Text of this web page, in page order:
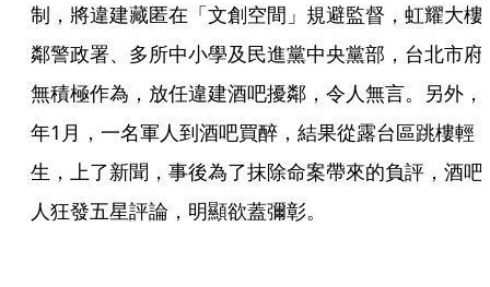
制，將違建藏匿在「文創空間」規避監督，虹耀大樓
鄰警政署、多所中小學及民進黨中央黨部，台北市府
無積極作為，放任違建酒吧擾鄰，令人無言。另外，
年1月，一名軍人到酒吧買醉，結果從露台區跳樓輕
生，上了新聞，事後為了抹除命案帶來的負評，酒吧
人狂發五星評論，明顯欲蓋彌彰。